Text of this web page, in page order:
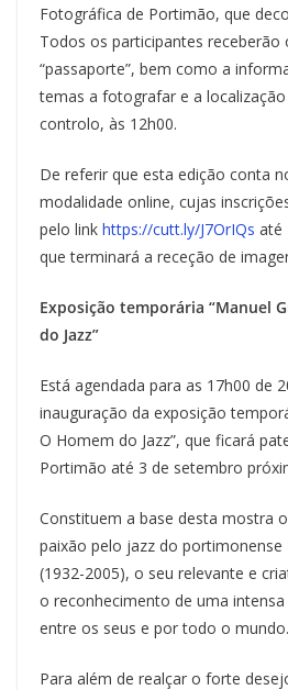
Fotográfica de Portimão, que
Todos os participantes receberão
“passaporte”, bem como a
temas a fotografar e a
controlo, às 12h00.
De referir que esta edição conta
modalidade online, cujas
pelo link https://cutt.ly/J7OrIQs até
que terminará a receção de
Exposição temporária “Manuel
do Jazz”
Está agendada para as 17h00 de
inauguração da exposição
O Homem do Jazz”, que ficará
Portimão até 3 de setembro
Constituem a base desta mostra
paixão pelo jazz do portimonense
(1932-2005), o seu relevante e
o reconhecimento de uma
entre os seus e por todo o mundo.
Para além de realçar o forte